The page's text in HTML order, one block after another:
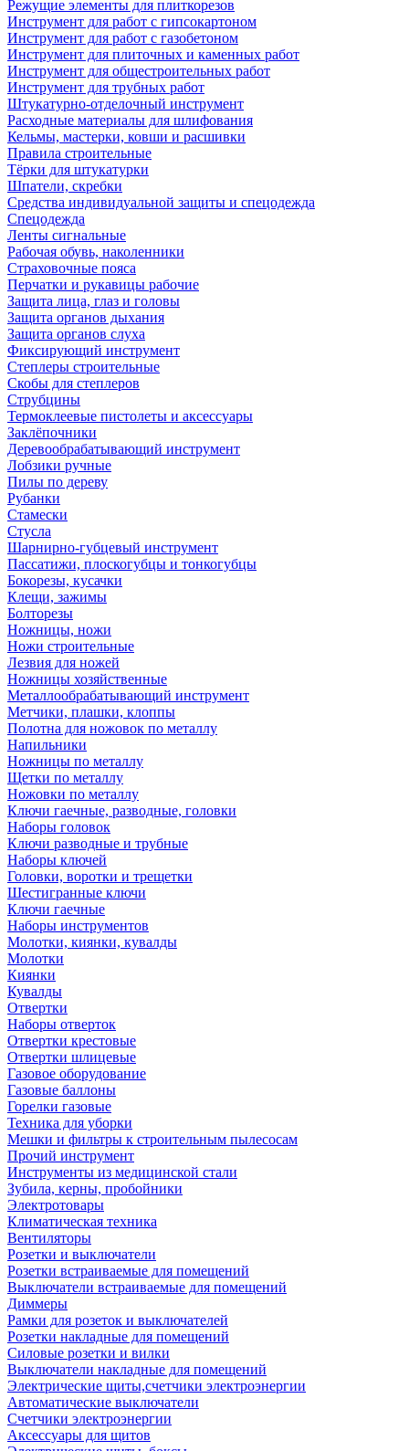
Режущие элементы для плиткорезов
Инструмент для работ с гипсокартоном
Инструмент для работ с газобетоном
Инструмент для плиточных и каменных работ
Инструмент для общестроительных работ
Инструмент для трубных работ
Штукатурно-отделочный инструмент
Расходные материалы для шлифования
Кельмы, мастерки, ковши и расшивки
Правила строительные
Тёрки для штукатурки
Шпатели, скребки
Средства индивидуальной защиты и спецодежда
Спецодежда
Ленты сигнальные
Рабочая обувь, наколенники
Страховочные пояса
Перчатки и рукавицы рабочие
Защита лица, глаз и головы
Защита органов дыхания
Защита органов слуха
Фиксирующий инструмент
Степлеры строительные
Скобы для степлеров
Струбцины
Термоклеевые пистолеты и аксессуары
Заклёпочники
Деревообрабатывающий инструмент
Лобзики ручные
Пилы по дереву
Рубанки
Стамески
Стусла
Шарнирно-губцевый инструмент
Пассатижи, плоскогубцы и тонкогубцы
Бокорезы, кусачки
Клещи, зажимы
Болторезы
Ножницы, ножи
Ножи строительные
Лезвия для ножей
Ножницы хозяйственные
Металлообрабатывающий инструмент
Метчики, плашки, клоппы
Полотна для ножовок по металлу
Напильники
Ножницы по металлу
Щетки по металлу
Ножовки по металлу
Ключи гаечные, разводные, головки
Наборы головок
Ключи разводные и трубные
Наборы ключей
Головки, воротки и трещетки
Шестигранные ключи
Ключи гаечные
Наборы инструментов
Молотки, киянки, кувалды
Молотки
Киянки
Кувалды
Отвертки
Наборы отверток
Отвертки крестовые
Отвертки шлицевые
Газовое оборудование
Газовые баллоны
Горелки газовые
Техника для уборки
Мешки и фильтры к строительным пылесосам
Прочий инструмент
Инструменты из медицинской стали
Зубила, керны, пробойники
Электротовары
Климатическая техника
Вентиляторы
Розетки и выключатели
Розетки встраиваемые для помещений
Выключатели встраиваемые для помещений
Диммеры
Рамки для розеток и выключателей
Розетки накладные для помещений
Силовые розетки и вилки
Выключатели накладные для помещений
Электрические щиты,счетчики электроэнергии
Автоматические выключатели
Счетчики электроэнергии
Аксессуары для щитов